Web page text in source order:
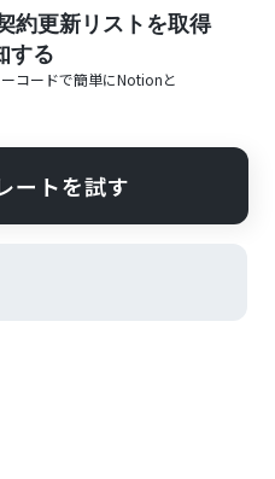
約更新リストを取得
する
コードで簡単にNotionと
ートを試す